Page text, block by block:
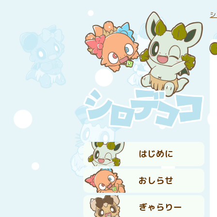
はじめに
おしらせ
ぎゃらりー